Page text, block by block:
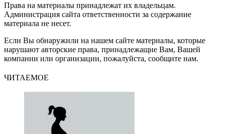
Права на материалы принадлежат их владельцам.
Администрация сайта ответственности за содержание
материала не несет.
Если Вы обнаружили на нашем сайте материалы, которые
нарушают авторские права, принадлежащие Вам, Вашей
компании или организации, пожалуйста, сообщите нам.
ЧИТАЕМОЕ